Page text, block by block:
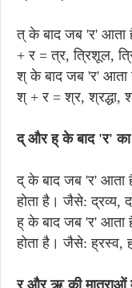
त् के बाद जब 'र' आता
+ र = त्र, त्रिशूल,
श् के बाद जब 'र' आता
श् + र = श्र, श्रद्धा,
द् और ह् के बाद 'र' का
द् के बाद जब 'र' आता
होता है। जैसे: द्रव्य,
ह् के बाद जब 'र' आता
होता है। जैसे: ह्रस्व,
र और ऋ की मात्राओं